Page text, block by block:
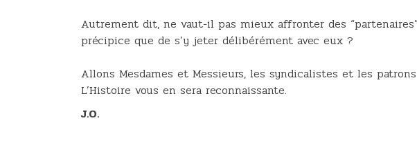
Autrement dit, ne vaut-il pas mieux affronter des
précipice que de s’y jeter délibérément avec eux ?
Allons Mesdames et Messieurs, les syndicalistes et les
L’Histoire vous en sera reconnaissante.
J.O.